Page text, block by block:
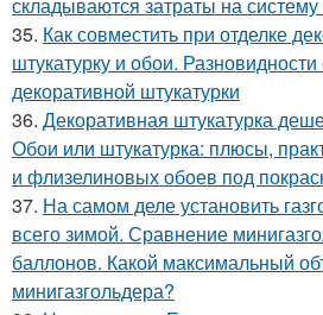
35. Как совместить при отделке
штукатурку и обои.
декоративной штукатурки
36. Декоративная штукатурка
Обои или штукатурка: плюсы,
и флизелиновых обоев под
37. На самом деле установить
всего зимой. Сравнение
баллонов. Какой максимальный
минигазгольдера?